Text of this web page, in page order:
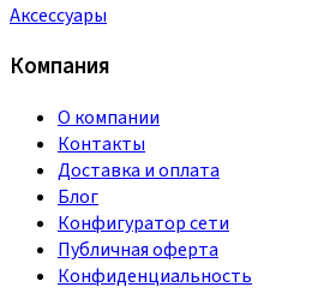
Аксессуары
Компания
О компании
Контакты
Доставка и оплата
Блог
Конфигуратор сети
Публичная оферта
Конфиденциальность